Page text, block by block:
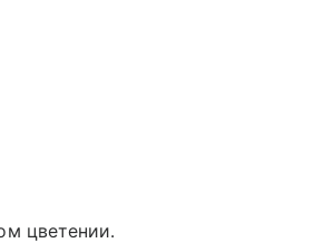
цветении.